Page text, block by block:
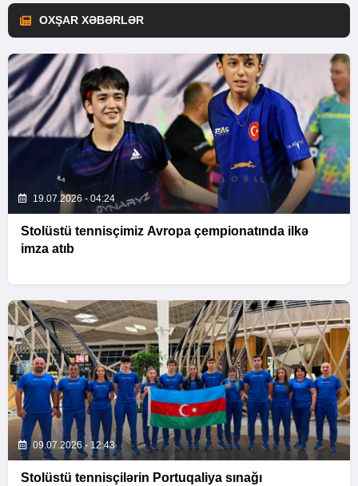
OXŞAR XƏBƏRLƏR
19.07.2026 - 04:24
Stolüstü tennisçimiz Avropa çempionatında ilkə
imza atıb
09.07.2026 - 12:43
Stolüstü tennisçilərin Portuqaliya sınağı